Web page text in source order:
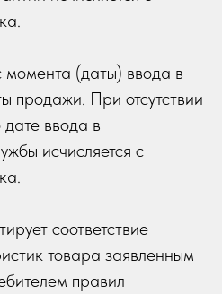
(даты) ввода в
продажи. При отсутствии
ввода в
исчисляется с
соответствие
товара заявленным
правил